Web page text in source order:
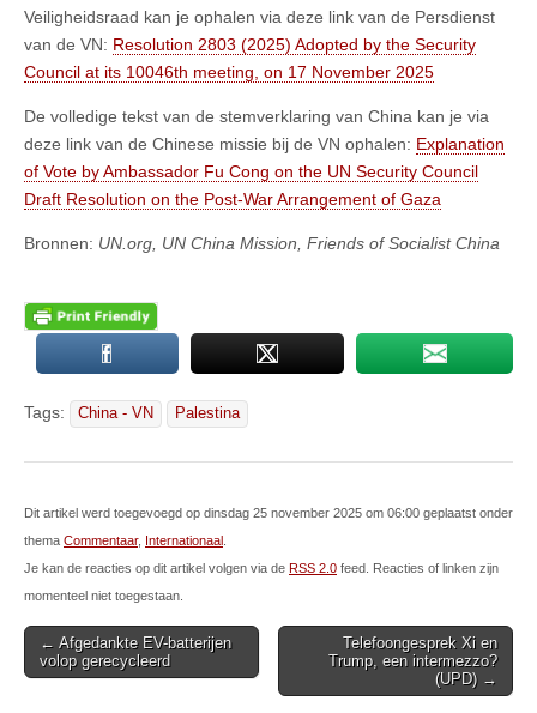
Veiligheidsraad kan je ophalen via deze link van de Persdienst
van de VN: Resolution 2803 (2025) Adopted by the Security
Council at its 10046th meeting, on 17 November 2025
De volledige tekst van de stemverklaring van China kan je via
deze link van de Chinese missie bij de VN ophalen: Explanation
of Vote by Ambassador Fu Cong on the UN Security Council
Draft Resolution on the Post-War Arrangement of Gaza
Bronnen: UN.org, UN China Mission, Friends of Socialist China
Tags: China - VN Palestina
Dit artikel werd toegevoegd op dinsdag 25 november 2025 om 06:00 geplaatst onder
thema Commentaar, Internationaal
Je kan de reacties op dit artikel volgen via de RSS 2.0 feed. Reacties of linken zijn
momenteel niet toegestaan.
Post
navigation
← Afgedankte EV-batterijen
volop gerecycleerd
Telefoongesprek Xi en
Trump, een intermezzo?
(UPD) →